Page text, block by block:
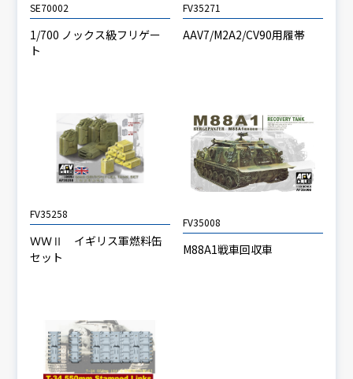
SE70002
1/700 ノックス級フリゲー
ト
FV35271
AAV7/M2A2/CV90用履帯
FV35258
ＷＷⅡ イギリス軍燃料缶
セット
FV35008
M88A1戦車回収車